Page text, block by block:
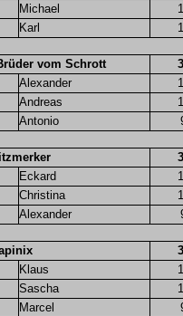
Michael
Karl
vom Schrott
Alexander
Andreas
Antonio
Eckard
Christina
Alexander
Klaus
Sascha
Marcel